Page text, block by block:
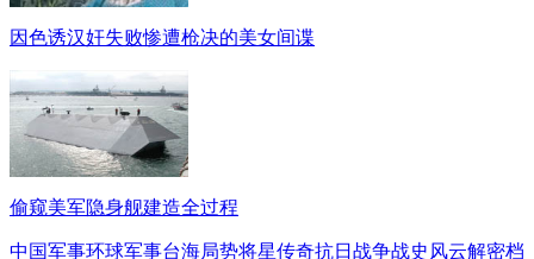
因色诱汉奸失败惨遭枪决的美女间谍
偷窥美军隐身舰建造全过程
中国军事环球军事台海局势将星传奇抗日战争战史风云解密档